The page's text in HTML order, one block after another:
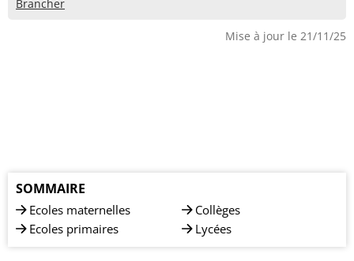
Brancher
Mise à jour le 21/11/25
SOMMAIRE
Ecoles maternelles
Ecoles primaires
Collèges
Lycées